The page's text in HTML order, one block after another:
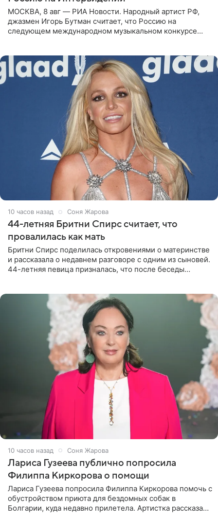
МОСКВА, 8 авг — РИА Новости. Народный артист РФ,
джазмен Игорь Бутман считает, что Россию на
следующем международном музыкальном конкурсе
10 часов назад Соня Жарова
44-летняя Бритни Спирс считает, что
провалилась как мать
Бритни Спирс поделилась откровениями о материнстве
и рассказала о недавнем разговоре с одним из сыновей.
44-летняя певица призналась, что после беседы
10 часов назад Соня Жарова
Лариса Гузеева публично попросила
Филиппа Киркорова о помощи
Лариса Гузеева попросила Филиппа Киркорова помочь с
обустройством приюта для бездомных собак в
Болгарии, куда недавно прилетела. Артистка рассказала